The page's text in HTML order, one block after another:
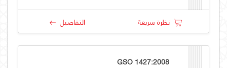
نظرة سريعة التفاصيل
GSO 1427:2008